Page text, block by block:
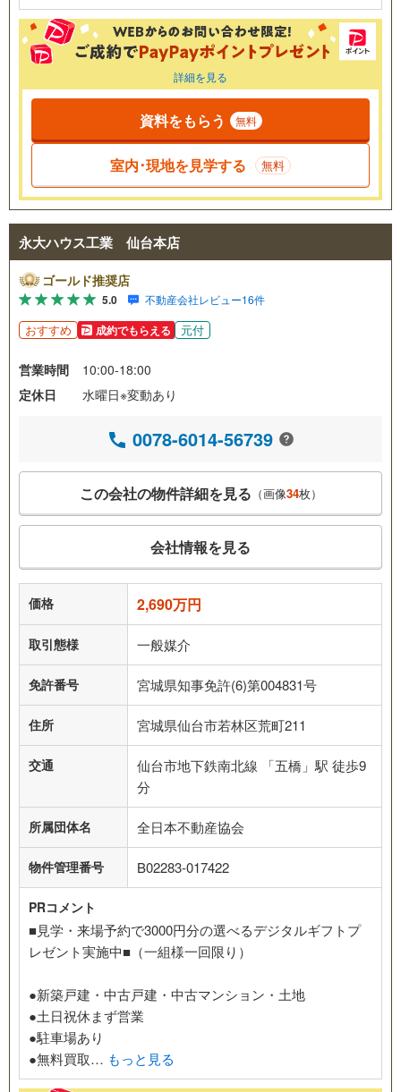
詳細を見る
資料をもらう 無料
室内･現地を見学する 無料
永大ハウス工業 仙台本店
ゴールド推奨店
5.0 不動産会社レビュー16件
おすすめ 成約でもらえる 元付
営業時間
10:00-18:00
定休日
水曜日※変動あり
0078-6014-56739
この会社の物件詳細を見る （画像34枚）
会社情報を見る
価格 2,690万円
取引態様 一般媒介
免許番号 宮城県知事免許(6)第004831号
住所 宮城県仙台市若林区荒町211
交通
仙台市地下鉄南北線 「五橋」駅 徒歩9
分
所属団体名 全日本不動産協会
物件管理番号 B02283-017422
PRコメント
■見学・来場予約で3000円分の選べるデジタルギフトプ
レゼント実施中■（一組様一回限り）
●新築戸建・中古戸建・中古マンション・土地
●土日祝休まず営業
●駐車場あり
●無料買取… もっと見る